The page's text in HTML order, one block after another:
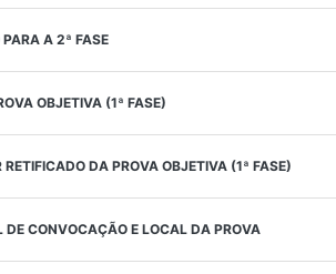
A 2ª FASE
OBJETIVA (1ª FASE)
RETIFICADO DA PROVA OBJETIVA (1ª FASE)
DE CONVOCAÇÃO E LOCAL DA PROVA